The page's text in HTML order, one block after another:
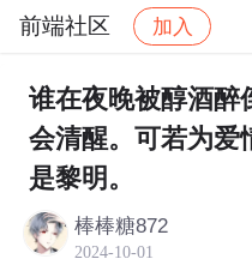
前端社区 加入
社区 前端社区 感
谁在夜晚被醇酒
会清醒。可若为
是黎明。
棒棒糖872
2024-10-01